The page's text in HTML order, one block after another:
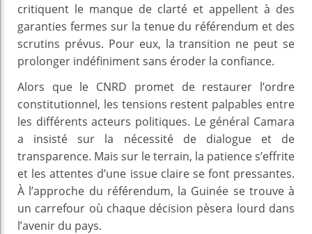
critiquent le manque de clarté et appellent à des
garanties fermes sur la tenue du référendum et des
scrutins prévus. Pour eux, la transition ne peut se
prolonger indéfiniment sans éroder la confiance.
Alors que le CNRD promet de restaurer l’ordre
constitutionnel, les tensions restent palpables entre
les différents acteurs politiques. Le général Camara
a insisté sur la nécessité de dialogue et de
transparence. Mais sur le terrain, la patience s’effrite
et les attentes d’une issue claire se font pressantes.
À l’approche du référendum, la Guinée se trouve à
un carrefour où chaque décision pèsera lourd dans
l’avenir du pays.